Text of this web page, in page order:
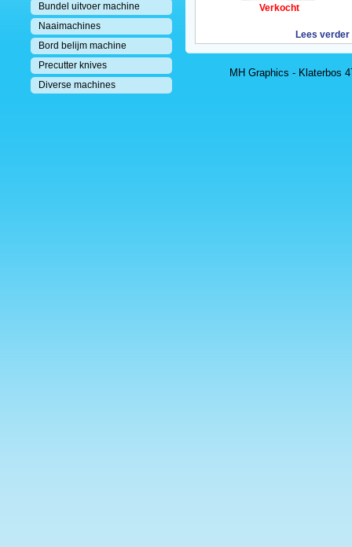
Bundel uitvoer machine
Naaimachines
Bord belijm machine
Precutter knives
Diverse machines
Verkocht
Lees verder
MH Graphics - Klaterbos